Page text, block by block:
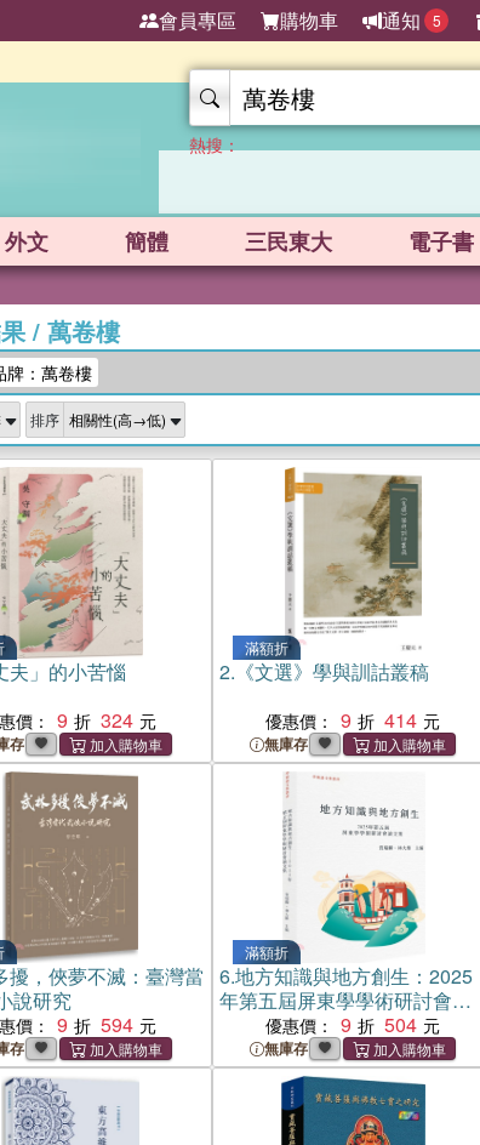
會員專區 購物車 通知 5
熱搜：
外文 簡體 三民東大 電子書
/ 萬卷樓
牌：萬卷樓
排序
夫」的小苦惱
價： 9 324
存
滿額折
2. 《文選》學與訓詁叢稿
優惠價： 9 414
無庫存
擾，俠夢不滅：臺灣當
說研究
價： 9 594
存
滿額折
6.地方知識與地方創生：2025
年第五屆屏東學學術研討會論
優惠價： 9 504
無庫存